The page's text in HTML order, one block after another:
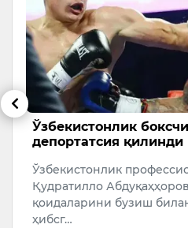
Ўзбекистонлик
депортатсия қилинди
Ўзбекистонлик
Қудратилло
қоидаларини бузиш
ҳибсг…